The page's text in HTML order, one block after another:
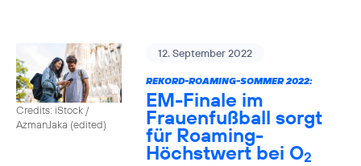
Credits: iStock /
AzmanJaka (edited)
12. September 2022
REKORD-ROAMING-SOMMER 2022:
EM-Finale im
Frauenfußball sorgt
für Roaming-
Höchstwert bei O2